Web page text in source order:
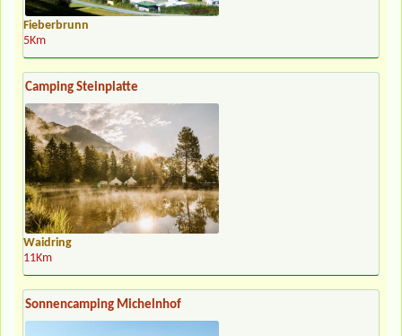
Fieberbrunn
5Km
Camping Steinplatte
Waidring
11Km
Sonnencamping Michelnhof